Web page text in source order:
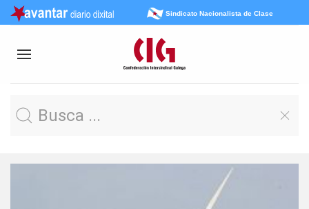
Sindicato Nacionalista de Clase